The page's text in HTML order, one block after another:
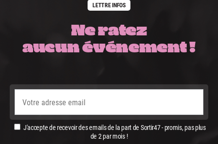
LETTRE INFOS
Ne ratez
aucun événement !
J'accepte de recevoir des emails de la part de Sortir47 - promis, pas plus
de 2 par mois !